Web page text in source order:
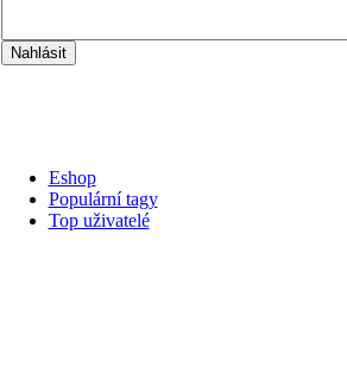
Eshop
Populární tagy
Top uživatelé